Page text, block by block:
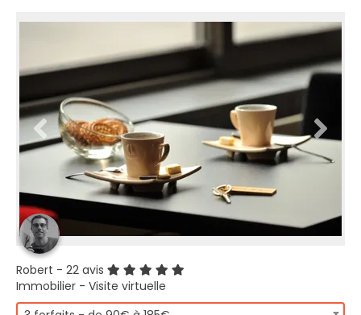
Robert - 22 avis
Immobilier - Visite virtuelle